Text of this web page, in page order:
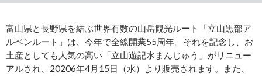
富山県と長野県を結ぶ世界有数の山岳観光ルート「立山黒部ア
ルペンルート」は、今年で全線開業55周年。それを記念し、お
土産としても人気の高い「立山遊記水まんじゅう」がリニュー
アルされ、20206年4月15日（水）より販売されます。また、